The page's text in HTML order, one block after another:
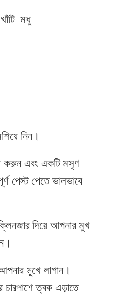
মধু
নিন।
করুন এবং একটি মসৃণ
পেস্ট পেতে ভালভাবে
দিয়ে আপনার মুখ
মুখে লাগান।
চারপাশে ত্বক এড়াতে